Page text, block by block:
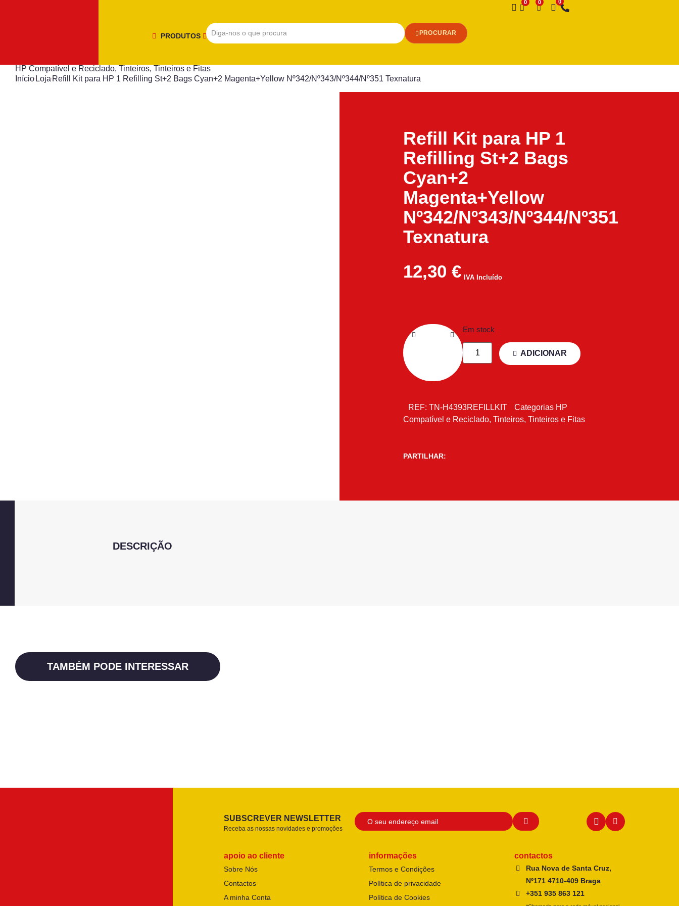
PRODUTOS PROCURAR
Desejo
HP Compatível e Reciclado, Tinteiros, Tinteiros e Fitas
Início Loja Refill Kit para HP 1 Refilling St+2 Bags Cyan+2 Magenta+Yellow Nº342/Nº343/Nº344/Nº351 Texnatura
Refill Kit para HP 1
Refilling St+2 Bags
Cyan+2
Magenta+Yellow
Nº342/Nº343/Nº344/Nº351
Texnatura
12,30 € IVA Incluído
Em stock
ADICIONAR
REF: TN-H4393REFILLKIT Categorias HP
Compatível e Reciclado, Tinteiros, Tinteiros e Fitas
PARTILHAR:
DESCRIÇÃO
TAMBÉM PODE INTERESSAR
SUBSCREVER NEWSLETTER
Receba as nossas novidades e promoções
apoio ao cliente
Sobre Nós
Contactos
A minha Conta
informações
Termos e Condições
Política de privacidade
Política de Cookies
contactos
Rua Nova de Santa Cruz,
Nº171 4710-409 Braga
+351 935 863 121